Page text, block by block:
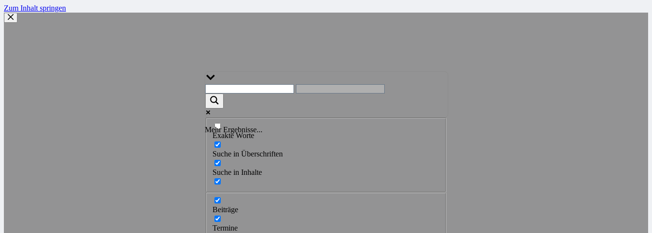
Zum Inhalt springen
Mehr Ergebnisse...
Exakte Worte
Suche in Überschriften
Suche in Inhalte
Beiträge
Termine